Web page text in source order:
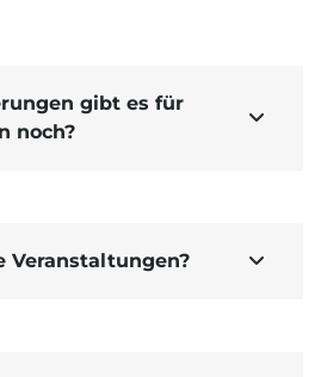
gibt es für
noch?

Veranstaltungen? 